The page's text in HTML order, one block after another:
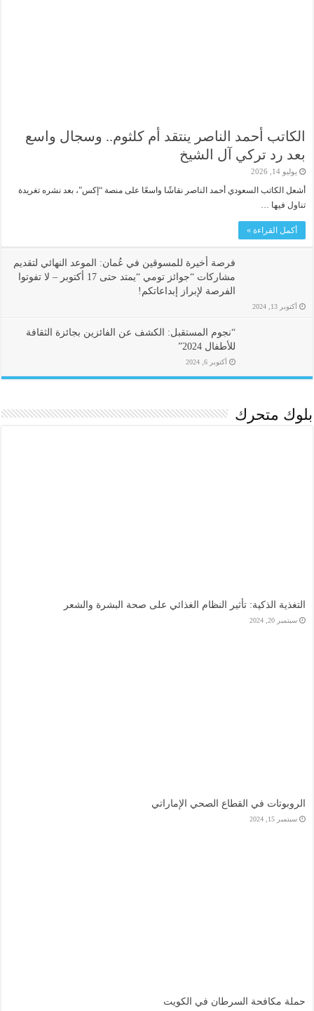
الكاتب أحمد الناصر ينتقد أم كلثوم.. وسجال واسع
بعد رد تركي آل الشيخ
يوليو 14, 2026
أشعل الكاتب السعودي أحمد الناصر نقاشًا واسعًا على منصة “إكس”، بعد نشره تغريدة
تناول فيها …
أكمل القراءة »
فرصة أخيرة للمسوقين في عُمان: الموعد النهائي لتقديم
مشاركات “جوائز تومي “يمتد حتى 17 أكتوبر – لا تفوتوا
الفرصة لإبراز إبداعاتكم!
أكتوبر 13, 2024
“نجوم المستقبل: الكشف عن الفائزين بجائزة الثقافة
للأطفال 2024”
أكتوبر 6, 2024
بلوك متحرك
التغذية الذكية: تأثير النظام الغذائي على صحة البشرة والشعر
سبتمبر 20, 2024
الروبوتات في القطاع الصحي الإماراتي
سبتمبر 15, 2024
حملة مكافحة السرطان في الكويت